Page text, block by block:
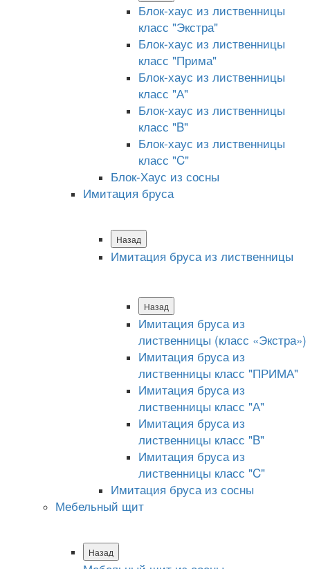
Блок-хаус из лиственницы
класс "Экстра"
Блок-хаус из лиственницы
класс "Прима"
Блок-хаус из лиственницы
класс "А"
Блок-хаус из лиственницы
класс "B"
Блок-хаус из лиственницы
класс "C"
Блок-Хаус из сосны
Имитация бруса
Назад
Имитация бруса из лиственницы
Назад
Имитация бруса из
лиственницы (класс «Экстра»)
Имитация бруса из
лиственницы класс "ПРИМА"
Имитация бруса из
лиственницы класс "А"
Имитация бруса из
лиственницы класс "B"
Имитация бруса из
лиственницы класс "C"
Имитация бруса из сосны
Мебельный щит
Назад